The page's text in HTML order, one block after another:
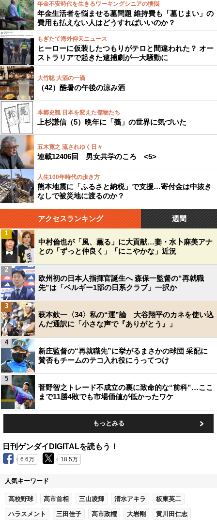
年金不安時代を生きるワーキングシニアの懊悩
年金生活者を悩ませる墓問題 維持費も「墓じまい」の
費用も払えない人はどうすればいいのか？
もぎたて海外仰天ニュース
ヒーローに仮装したつもりがテロと間違われた？ オー
ストラリアで起きた逮捕劇が一大騒動に
大竹聡 大酒の一滴
（42）酷暑の午後の涼み酒
本郷史観 日本を変えた傑物たち
上杉謙信（5）晩年に「義」の世界に気づいた
五木寛之 流されゆく日々
連載12406回 男女共学のころ <5>
人生100年時代の歩き方
熊本地震に「ふるさと納税」で支援…寄付金は中抜き
なしで被災地に渡るのか？
アクセスランキング 週間
中村倫也が「風、薫る」に大貢献…妻・水卜麻美アナ
との「ずっと仲良く」「にこやかな」近況
1
欧州初の日本人指揮官誕生へ 森保一監督の“再就職
先”は「ベルギー1部の日系クラブ」一択か
2
萩本欽一〈34〉私の“運”論 大谷翔平のカネを使い込
んだ通訳に「小さな声で『ありがとう』」
3
新庄監督の“再就職先”に挙がるまさかの球団 采配に
賛否もチームのテコ入れ役にうってつけ
4
菅野智之トレード不成立の裏に致命的な“前科”…ここ
まで11勝4敗でも市場価値が低かったワケ
5
もっとみる
日刊ゲンダイDIGITALを読もう！
6.6万 18.5万
人気キーワード
高校野球 高市首相 三山凌輝 清水アキラ 板東英二
ハラスメント 三田佳子 高市政権 大岩剛 黄川田仁志